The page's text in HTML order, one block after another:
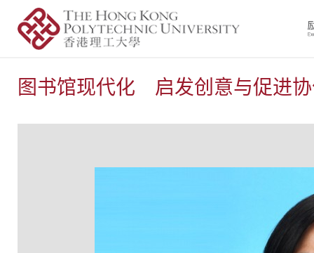
图书馆现代化 启发创意与促进